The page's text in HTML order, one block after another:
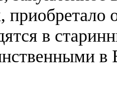
приобретало
в
в